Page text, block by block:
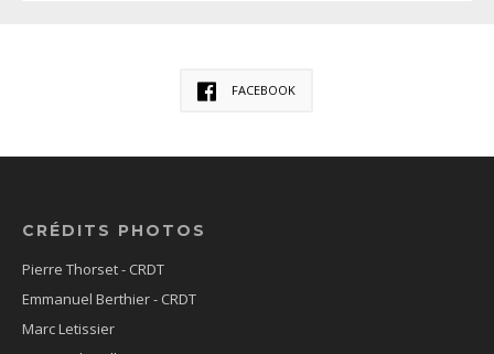
FACEBOOK
CRÉDITS PHOTOS
Pierre Thorset - CRDT
Emmanuel Berthier - CRDT
Marc Letissier